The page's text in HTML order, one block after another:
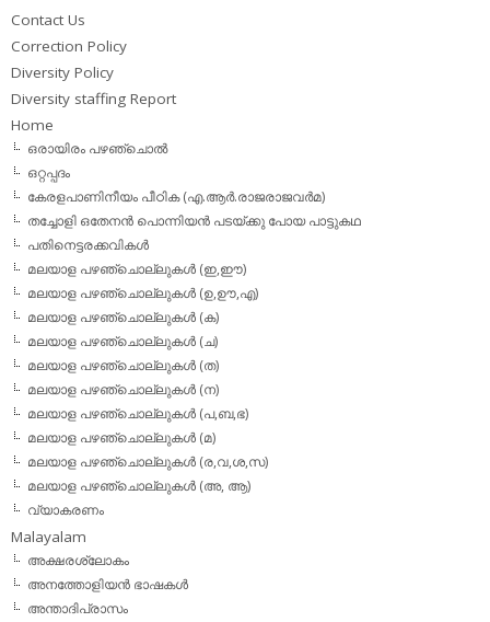
Contact Us
Correction Policy
Diversity Policy
Diversity staffing Report
Home
ഒരായിരം പഴഞ്ചൊല്‍
ഒറ്റപ്പദം
കേരളപാണിനീയം പീഠിക (എ.ആര്‍.രാജരാജവര്‍മ)
തച്ചോളി ഒതേനൻ പൊന്നിയൻ പടയ്‌ക്കു പോയ പാട്ടുകഥ
പതിനെട്ടരക്കവികള്‍
മലയാള പഴഞ്ചൊല്ലുകള്‍ (ഇ,ഈ)
മലയാള പഴഞ്ചൊല്ലുകള്‍ (ഉ,ഊ,എ)
മലയാള പഴഞ്ചൊല്ലുകള്‍ (ക)
മലയാള പഴഞ്ചൊല്ലുകള്‍ (ച)
മലയാള പഴഞ്ചൊല്ലുകള്‍ (ത)
മലയാള പഴഞ്ചൊല്ലുകള്‍ (ന)
മലയാള പഴഞ്ചൊല്ലുകള്‍ (പ,ബ,ഭ)
മലയാള പഴഞ്ചൊല്ലുകള്‍ (മ)
മലയാള പഴഞ്ചൊല്ലുകള്‍ (ര,വ,ശ,സ)
മലയാള പഴഞ്ചൊല്ലുകൾ (അ, ആ)
വ്യാകരണം
Malayalam
അക്ഷരശ്ലോകം
അനത്തോളിയന്‍ ഭാഷകള്‍
അന്താദിപ്രാസം